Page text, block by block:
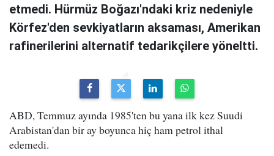
etmedi. Hürmüz Boğazı'ndaki kriz nedeniyle
Körfez'den sevkiyatların aksaması, Amerikan
rafinerilerini alternatif tedarikçilere yöneltti.
ABD, Temmuz ayında 1985'ten bu yana ilk kez Suudi
Arabistan'dan bir ay boyunca hiç ham petrol ithal
edemedi.